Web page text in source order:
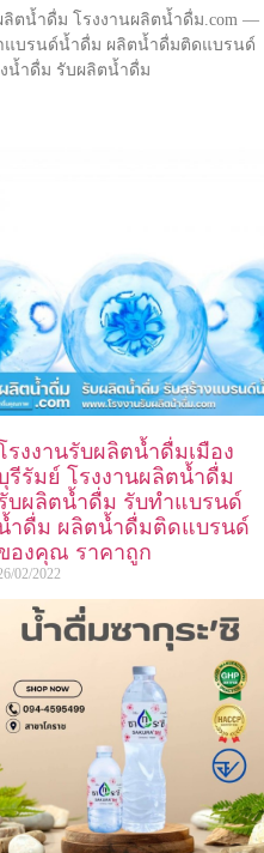
ตน้ำดื่ม โรงงานผลิตน้ำดื่ม.com —
แบรนด์น้ำดื่ม ผลิตน้ำดื่มติดแบรนด์
น้ำดื่ม รับผลิตน้ำดื่ม
รงงานรับผลิตน้ำดื่มเมือง
รีรัมย์ โรงงานผลิตน้ำดื่ม
บผลิตน้ำดื่ม รับทำแบรนด์
ำดื่ม ผลิตน้ำดื่มติดแบรนด์
องคุณ ราคาถูก
02/2022